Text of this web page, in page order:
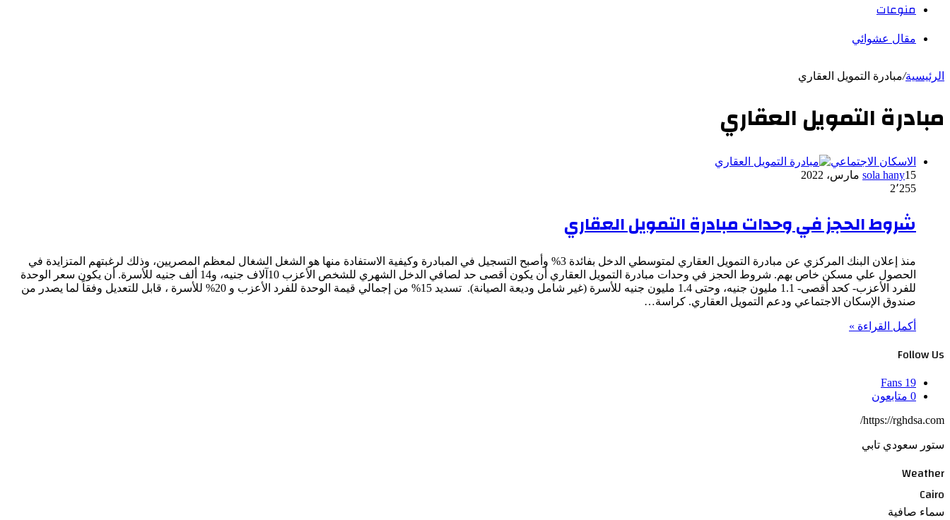
منوعات
مقال عشوائي
الرئيسية/مبادرة التمويل العقاري
مبادرة التمويل العقاري
الاسكان الاجتماعي
sola hany15 مارس، 2022
2٬255
شروط الحجز في وحدات مبادرة التمويل العقاري
منذ إعلان البنك المركزي عن مبادرة التمويل العقاري لمتوسطي الدخل بفائدة 3% وأصبح التسجيل في المبادرة وكيفية الاستفادة منها هو الشغل الشغال لمعظم المصريين، وذلك لرغبتهم المتزايدة في
الحصول علي مسكن خاص بهم. شروط الحجز في وحدات مبادرة التمويل العقاري أن يكون أقصى حد لصافي الدخل الشهري للشخص الأعزب 10آلاف جنيه، و14 ألف جنيه للأسرة. أن يكون سعر الوحدة
للفرد الأعزب- كحد أقصى- 1.1 مليون جنيه، وحتى 1.4 مليون جنيه للأسرة (غير شامل وديعة الصيانة). تسديد 15% من إجمالي قيمة الوحدة للفرد الأعزب و 20% للأسرة ، قابل للتعديل وفقاً لما يصدر من
صندوق الإسكان الاجتماعي ودعم التمويل العقاري. كراسة…
أكمل القراءة »
Follow Us
19
Fans
0 متابعون
https://rghdsa.com/
ستور سعودي تابي
Weather
Cairo
سماء صافية